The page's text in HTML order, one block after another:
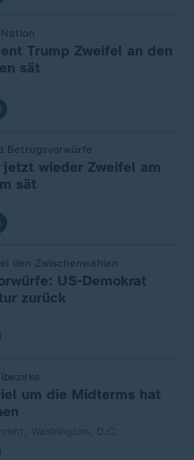
Trump Zweifel an den
sät
Betrugsvorwürfe
jetzt wieder Zweifel am
sät
den Zwischenwahlen
US-Demokrat
zurück
um die Midterms hat